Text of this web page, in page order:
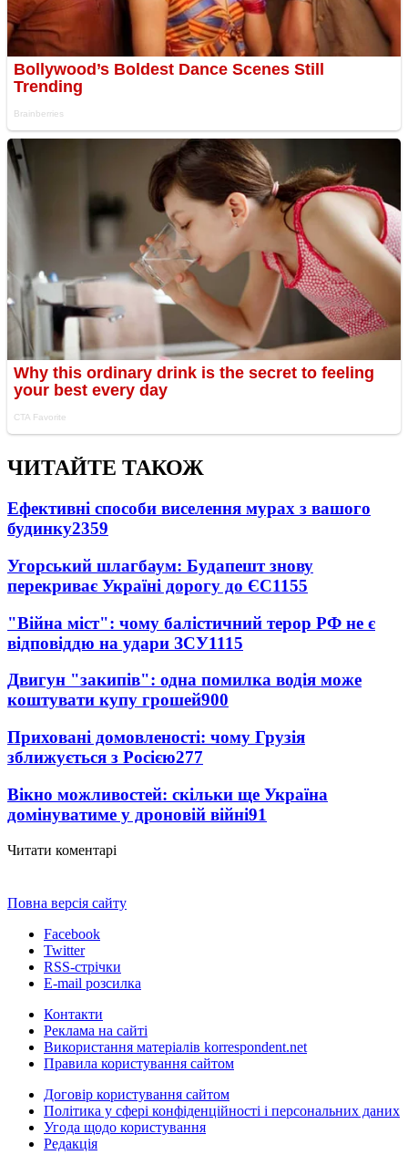
ЧИТАЙТЕ ТАКОЖ
Ефективні способи виселення мурах з вашого
будинку2359
Угорський шлагбаум: Будапешт знову
перекриває Україні дорогу до ЄС1155
"Війна міст": чому балістичний терор РФ не є
відповіддю на удари ЗСУ1115
Двигун "закипів": одна помилка водія може
коштувати купу грошей900
Приховані домовленості: чому Грузія
зближується з Росією277
Вікно можливостей: скільки ще Україна
домінуватиме у дроновій війні91
Читати коментарі
Повна версія сайту
Facebook
Twitter
RSS-стрічки
E-mail розсилка
Контакти
Реклама на сайті
Використання матеріалів korrespondent.net
Правила користування сайтом
Договір користування сайтом
Політика у сфері конфіденційності і персональних даних
Угода щодо користування
Редакція